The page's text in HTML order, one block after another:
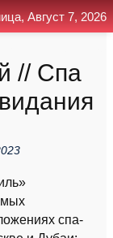
// Спа
спа-
Август 7, 2026